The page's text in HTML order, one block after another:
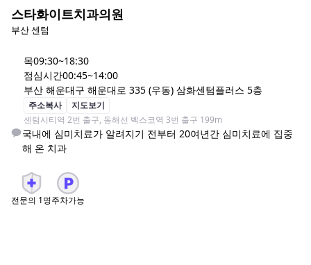
스타화이트치과의원
부산 센텀
목09:30~18:30
점심시간00:45~14:00
부산 해운대구 해운대로 335 (우동) 삼화센텀플러스 5층
주소복사
지도보기
센텀시티역 2번 출구, 동해선 벡스코역 3번 출구 199m
국내에 심미치료가 알려지기 전부터 20여년간 심미치료에 집중
해 온 치과
전문의 1명주차가능